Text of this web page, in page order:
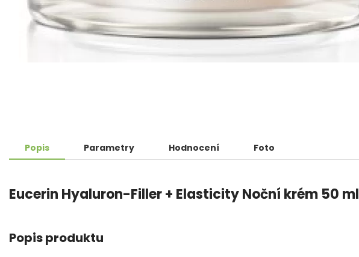
Popis Parametry Hodnocení Foto
Eucerin Hyaluron-Filler + Elasticity Noční krém 50 ml
Popis produktu